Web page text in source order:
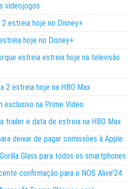
videojogos
2 estreia hoje no Disney+
hoje no Disney+
estreia estreia hoje na televisão
2 estreia hoje na HBO Max
exclusivo na Prime Video
trailer e data de estreia na HBO Max
deixar de pagar comissões à Apple
Glass para todos os smartphones
confirmação para o NOS Alive’24